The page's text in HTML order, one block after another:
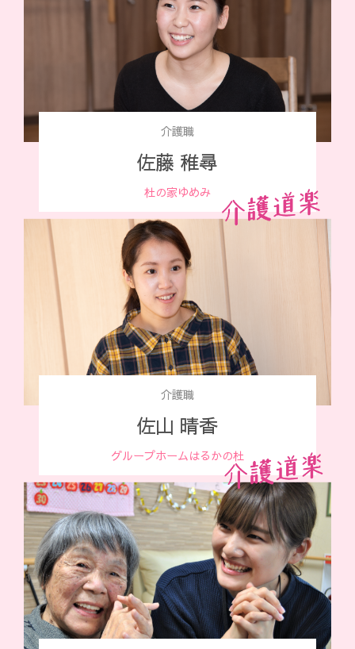
介護職
佐藤 稚尋
杜の家ゆめみ
介護職
佐山 晴香
グループホームはるかの杜